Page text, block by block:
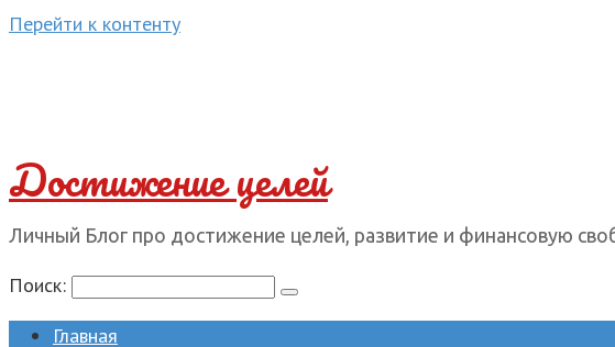
Перейти к контенту
Достижение целей
Личный Блог про достижение целей, развитие и финансовую
Поиск:
Главная